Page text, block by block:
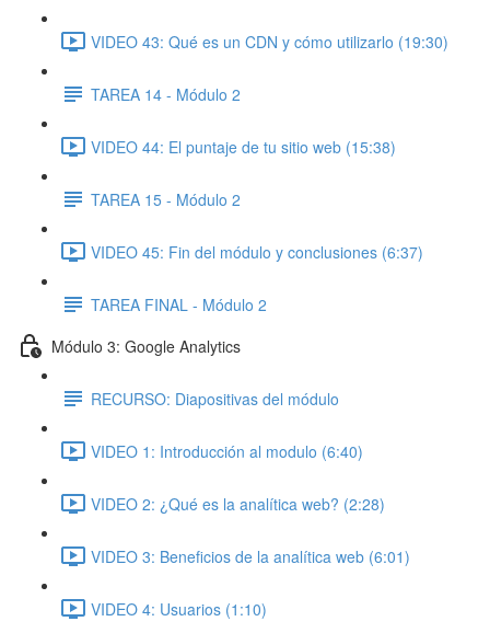
VIDEO 43: Qué es un CDN y cómo utilizarlo (19:30)
TAREA 14 - Módulo 2
VIDEO 44: El puntaje de tu sitio web (15:38)
TAREA 15 - Módulo 2
VIDEO 45: Fin del módulo y conclusiones (6:37)
TAREA FINAL - Módulo 2
Módulo 3: Google Analytics
RECURSO: Diapositivas del módulo
VIDEO 1: Introducción al modulo (6:40)
VIDEO 2: ¿Qué es la analítica web? (2:28)
VIDEO 3: Beneficios de la analítica web (6:01)
VIDEO 4: Usuarios (1:10)